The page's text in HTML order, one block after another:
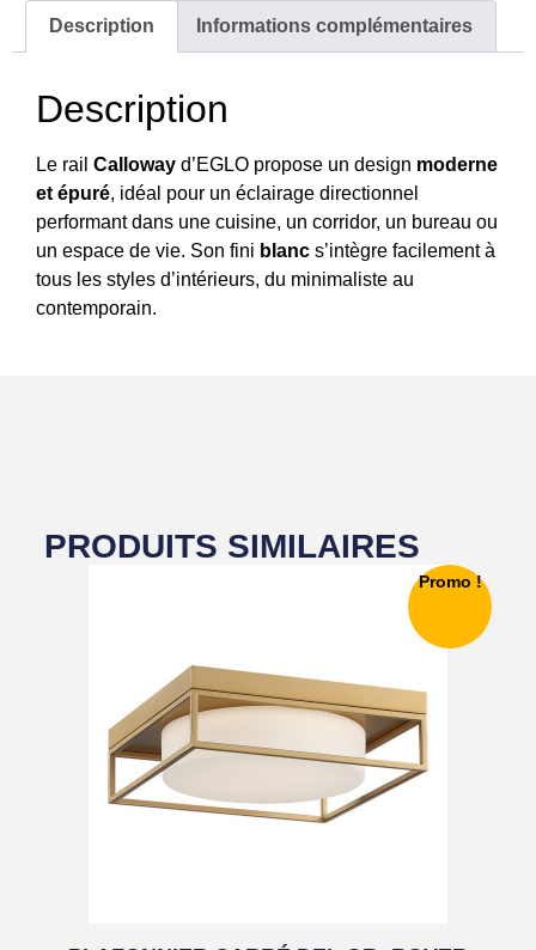
Description Informations complémentaires
Description
Le rail Calloway d’EGLO propose un design moderne
et épuré, idéal pour un éclairage directionnel
performant dans une cuisine, un corridor, un bureau ou
un espace de vie. Son fini blanc s’intègre facilement à
tous les styles d’intérieurs, du minimaliste au
contemporain.
PRODUITS SIMILAIRES
Promo !